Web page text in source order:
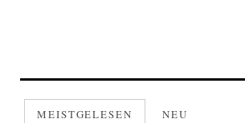
MEISTGELESEN NEU